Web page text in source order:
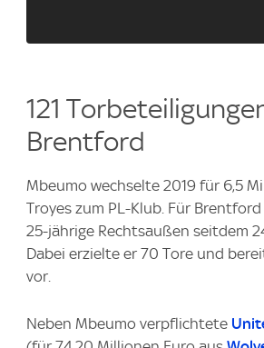
121
Brentford
Mbeumo wechselte 2019 für 6,5
Troyes zum PL-Klub. Für
25-jährige Rechtsaußen seitdem
Dabei erzielte er 70 Tore und
vor.
Neben Mbeumo verpflichtete